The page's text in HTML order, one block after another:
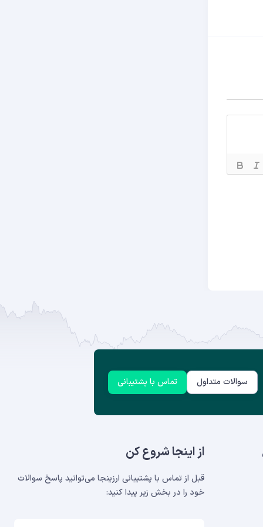
سوالات متداول تماس با پشتیبانی
از اینجا شروع کن
قبل از تماس با پشتیبانی ارزینجا می‌توانید پاسخ سوالات
خود را در بخش‌ زیر پیدا کنید: